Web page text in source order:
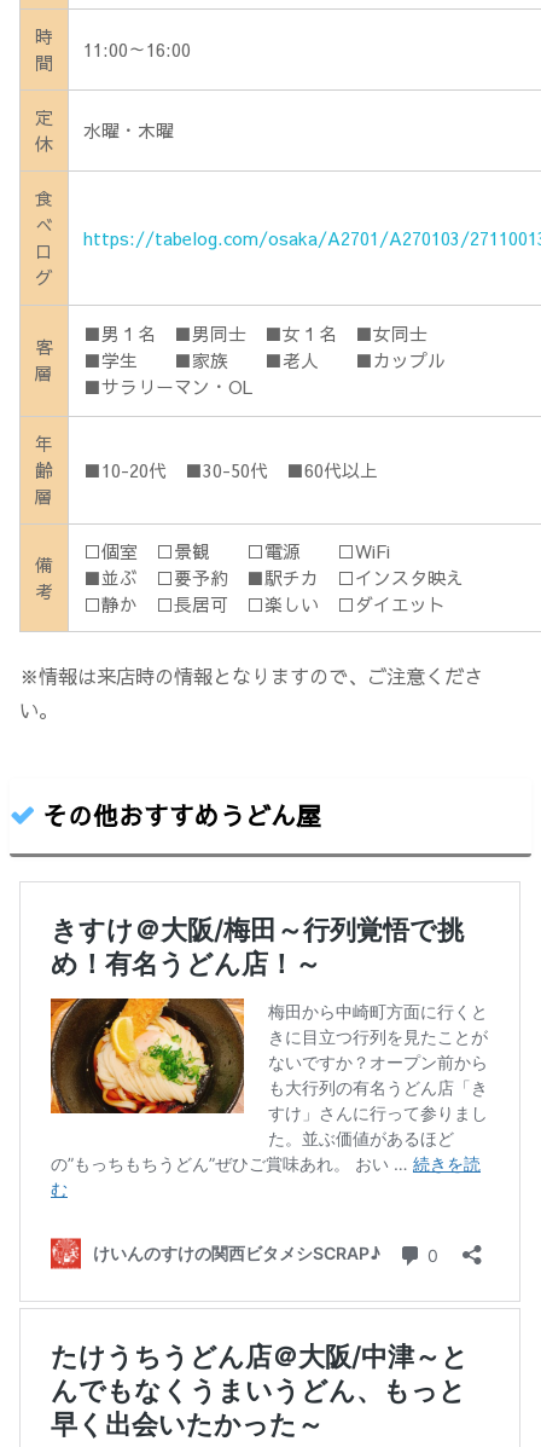
時
間
11:00～16:00
定
休
水曜・木曜
食
べ
ロ
グ
https://tabelog.com/osaka/A2701/A270103/
客
層
■男１名 ■男同士 ■女１名 ■女同士
■学生 ■家族 ■老人 ■カップル
■サラリーマン・OL
年
齢
層
■10-20代 ■30-50代 ■60代以上
備
考
□個室 □景観 □電源 □WiFi
■並ぶ □要予約 ■駅チカ □インスタ映え
□静か □長居可 □楽しい □ダイエット
※情報は来店時の情報となりますので、ご注意くださ
い。
その他おすすめうどん屋